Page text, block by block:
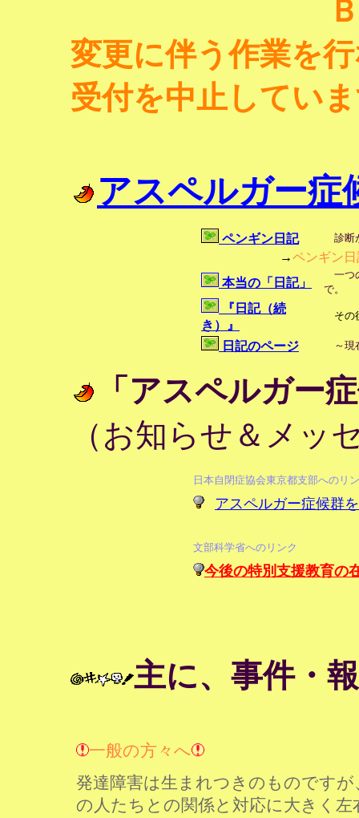
ＢＩ
変更に伴う作業を
受付を中止してい
アスペルガー症
ペンギン日記 診断
→ペンギン
本当の「日記」
一つ
で。
『日記（続
き）』
その
日記のページ ～現
「アスペルガー
（お知らせ＆メッ
日本自閉症協会東京都支部へのリ
アスペルガー症候群
文部科学省へのリンク
今後の特別支援教育の
主に、事件・
一般の方々へ
発達障害は生まれつきのものです
の人たちとの関係と対応に大きく